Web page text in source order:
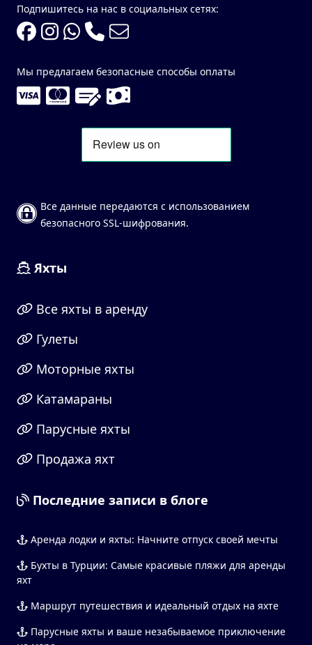
Подпишитесь на нас в социальных сетях:
Мы предлагаем безопасные способы оплаты
Все данные передаются с использованием
безопасного SSL-шифрования.
Яхты
Все яхты в аренду
Гулеты
Моторные яхты
Катамараны
Парусные яхты
Продажа яхт
Последние записи в блоге
Аренда лодки и яхты: Начните отпуск своей мечты
Бухты в Турции: Самые красивые пляжи для аренды
яхт
Маршрут путешествия и идеальный отдых на яхте
Парусные яхты и ваше незабываемое приключение